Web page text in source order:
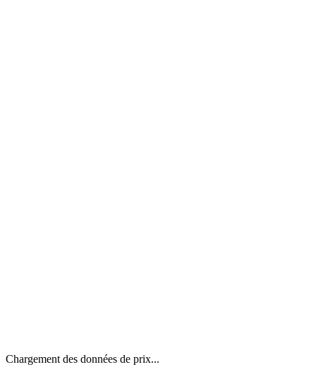
Chargement des données de prix...